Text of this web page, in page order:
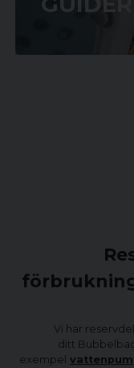
Vi har
ditt
exempel